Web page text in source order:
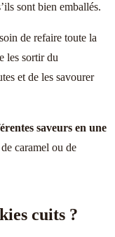
sont bien emballés.
de refaire toute la
les sortir du
et de les savourer
saveurs en une
caramel ou de
cuits ?